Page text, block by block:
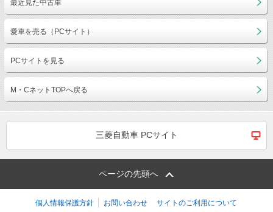
最近見た中古車
愛車を売る（PCサイト）
PCサイトを見る
M・CネットTOPへ戻る
三菱自動車 PCサイト
ページの先頭へ
個人情報保護方針 お問い合わせ サイトのご利用について